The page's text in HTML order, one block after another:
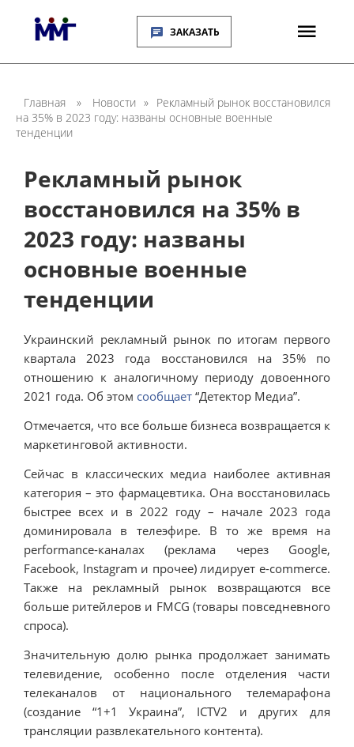
ЗАКАЗАТЬ
Главная » Новости » Рекламный рынок восстановился
на 35% в 2023 году: названы основные военные
тенденции
Рекламный рынок
восстановился на 35% в
2023 году: названы
основные военные
тенденции
Украинский рекламный рынок по итогам первого
квартала 2023 года восстановился на 35% по
отношению к аналогичному периоду довоенного
2021 года. Об этом сообщает “Детектор Медиа”.
Отмечается, что все больше бизнеса возвращается к
маркетинговой активности.
Сейчас в классических медиа наиболее активная
категория – это фармацевтика. Она восстановилась
быстрее всех и в 2022 году – начале 2023 года
доминировала в телеэфире. В то же время на
performance-каналах (реклама через Google,
Facebook, Instagram и прочее) лидирует e-commerce.
Также на рекламный рынок возвращаются все
больше ритейлеров и FMCG (товары повседневного
спроса).
Значительную долю рынка продолжает занимать
телевидение, особенно после отделения части
телеканалов от национального телемарафона
(создание “1+1 Украина”, ICTV2 и других для
трансляции развлекательного контента).